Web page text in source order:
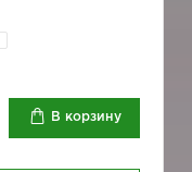
В корзину